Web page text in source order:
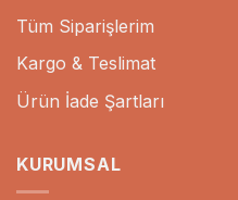
Tüm Siparişlerim
Kargo & Teslimat
Ürün İade Şartları
KURUMSAL